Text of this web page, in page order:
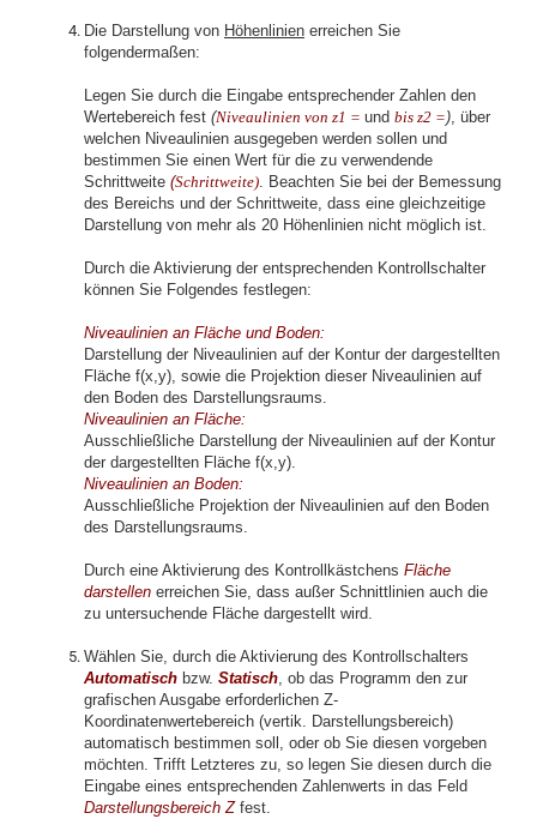
Die Darstellung von Höhenlinien erreichen Sie
folgendermaßen:
Legen Sie durch die Eingabe entsprechender Zahlen den
Wertebereich fest (Niveaulinien von z1 = und bis z2 =), über
welchen Niveaulinien ausgegeben werden sollen und
bestimmen Sie einen Wert für die zu verwendende
Schrittweite (Schrittweite). Beachten Sie bei der Bemessung
des Bereichs und der Schrittweite, dass eine gleichzeitige
Darstellung von mehr als 20 Höhenlinien nicht möglich ist.
Durch die Aktivierung der entsprechenden Kontrollschalter
können Sie Folgendes festlegen:
Niveaulinien an Fläche und Boden:
Darstellung der Niveaulinien auf der Kontur der dargestellten
Fläche f(x,y), sowie die Projektion dieser Niveaulinien auf
den Boden des Darstellungsraums.
Niveaulinien an Fläche:
Ausschließliche Darstellung der Niveaulinien auf der Kontur
der dargestellten Fläche f(x,y).
Niveaulinien an Boden:
Ausschließliche Projektion der Niveaulinien auf den Boden
des Darstellungsraums.
Durch eine Aktivierung des Kontrollkästchens Fläche
darstellen erreichen Sie, dass außer Schnittlinien auch die
zu untersuchende Fläche dargestellt wird.
Wählen Sie, durch die Aktivierung des Kontrollschalters
Automatisch bzw. Statisch, ob das Programm den zur
grafischen Ausgabe erforderlichen Z-
Koordinatenwertebereich (vertik. Darstellungsbereich)
automatisch bestimmen soll, oder ob Sie diesen vorgeben
möchten. Trifft Letzteres zu, so legen Sie diesen durch die
Eingabe eines entsprechenden Zahlenwerts in das Feld
Darstellungsbereich Zfest.